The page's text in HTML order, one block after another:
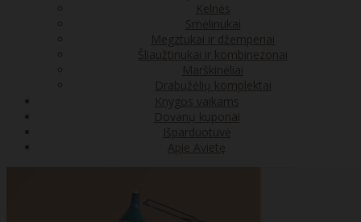
Kelnės
Smėlinukai
Megztukai ir džemperiai
Šliaužtinukai ir kombinezonai
Marškinėliai
Drabužėlių komplektai
Knygos vaikams
Dovanų kuponai
Išparduotuvė
Apie Avietę